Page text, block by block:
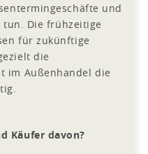
und
Die frühzeitige
für zukünftige
die
im Außenhandel die
Käufer davon?